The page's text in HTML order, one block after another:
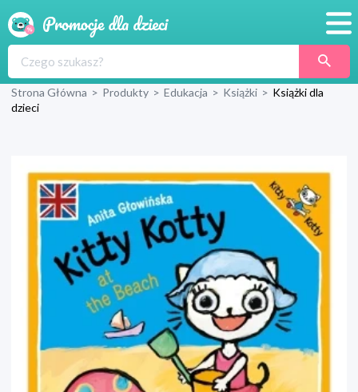
Produkty
Blog
Wyprawka
Strona Główna > Produkty > Edukacja > Książki > Książki dla
dzieci